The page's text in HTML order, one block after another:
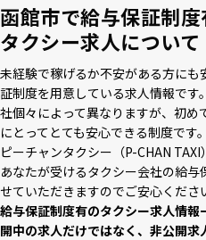
函館市で給与保証制度
タクシー求人について
未経験で稼げるか不安がある⽅に
証制度を⽤意している求⼈情報で
社個々によって異なりますが、初
にとってとても安⼼できる制度です。
ピーチャンタクシー（P-CHAN
あなたが受けるタクシー会社の給
せていただきますのでご安⼼くださ
給与保証制度有のタクシー求⼈情
開中の求⼈だけではなく、⾮公開求